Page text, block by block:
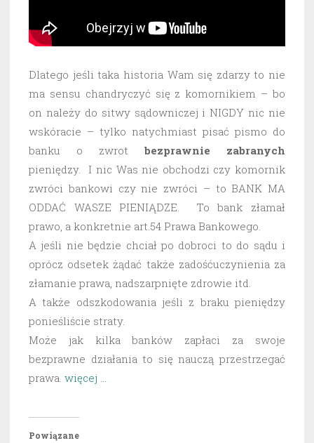
Dlatego jeśli taka historia Wam się zdarzy to nie
ma sensu chandryczyć się z komornikiem – bo
on należy do sitwy sądowniczej i NIGDY nic nie
wskóracie – tylko natychmiast pisać pismo do
banku o zwrot bezprawnie
zabranych
pieniędzy. I nic Was nie obchodzi czy komornik
zwróci bankowi czy nie zwróci – to BANK MA
ODDAĆ WASZE PIENIĄDZE. To bank złamał
prawo, a konkretnie art.54 Prawa Bankowego.
A jeśli nie będzie chciał po dobroci to do sądu i
oprócz odsetek żądać także zadośćuczynienia za
złamanie prawa, nadszarpnięte zdrowie itd.
A także odszkodowania jeśli z braku pieniędzy
ponieśliście straty.
Może jak kilka banków zapłaci za swoje
bezprawne działania to się nauczą przestrzegać
prawa. więcej …
Powiązane